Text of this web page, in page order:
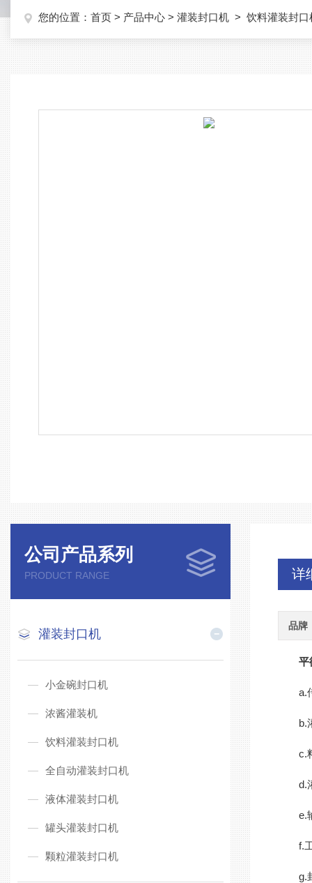
您的位置： 首页 > 产品中心 > 灌装封口机 > 饮料灌装封口
公司产品系列
PRODUCT RANGE
灌装封口机
小金碗封口机
浓酱灌装机
饮料灌装封口机
全自动灌装封口机
液体灌装封口机
罐头灌装封口机
颗粒灌装封口机
详
品牌
平
a.传
b.灌
c.料
d.灌
e.输
f.工
g.封